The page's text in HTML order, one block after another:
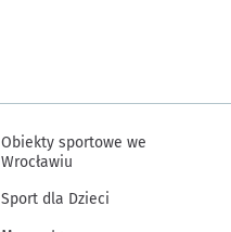
Obiekty sportowe we
Wrocławiu
Sport dla Dzieci